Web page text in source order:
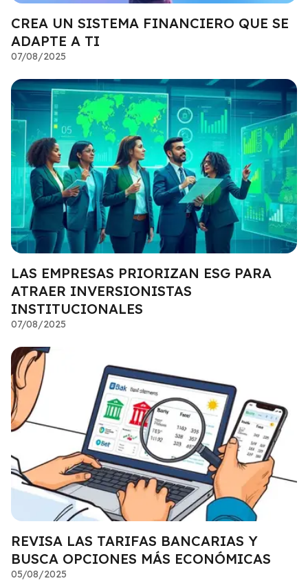
CREA UN SISTEMA FINANCIERO QUE SE
ADAPTE A TI
07/08/2025
LAS EMPRESAS PRIORIZAN ESG PARA
ATRAER INVERSIONISTAS
INSTITUCIONALES
07/08/2025
REVISA LAS TARIFAS BANCARIAS Y
BUSCA OPCIONES MÁS ECONÓMICAS
05/08/2025